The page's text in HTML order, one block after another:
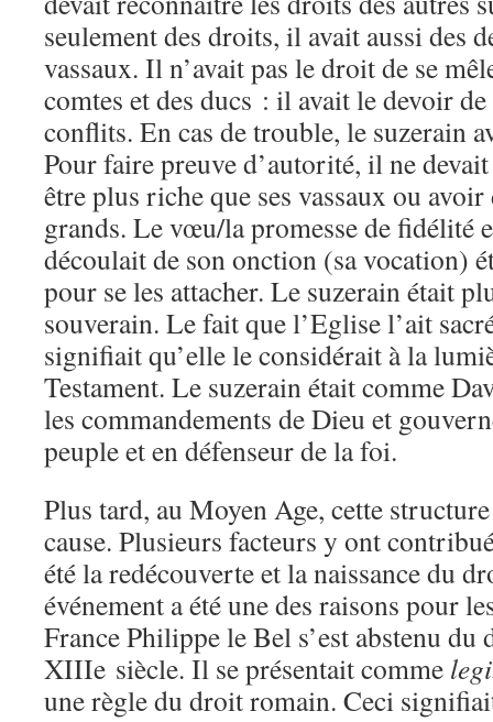
seulement des droits, il avait aussi des
vassaux. Il n’avait pas le droit de se
comtes et des ducs : il avait le devoir
conflits. En cas de trouble, le suzerain
Pour faire preuve d’autorité, il ne
être plus riche que ses vassaux ou
grands. Le vœu/la promesse de fidélité
découlait de son onction (sa vocation)
pour se les attacher. Le suzerain était
souverain. Le fait que l’Eglise l’ait
signifiait qu’elle le considérait à la
Testament. Le suzerain était comme
les commandements de Dieu et
peuple et en défenseur de la foi.
Plus tard, au Moyen Age, cette
cause. Plusieurs facteurs y ont
été la redécouverte et la naissance du
événement a été une des raisons pour
France Philippe le Bel s’est abstenu du
XIIIe siècle. Il se présentait comme
une règle du droit romain. Ceci